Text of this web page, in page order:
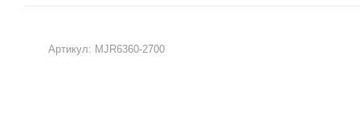
Артикул: MJR6360-2700